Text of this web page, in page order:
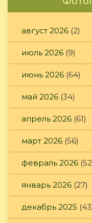
август 2026 (2)
июль 2026 (9)
июнь 2026 (64)
май 2026 (34)
апрель 2026 (61)
март 2026 (56)
февраль 2026
январь 2026 (27)
декабрь 2025